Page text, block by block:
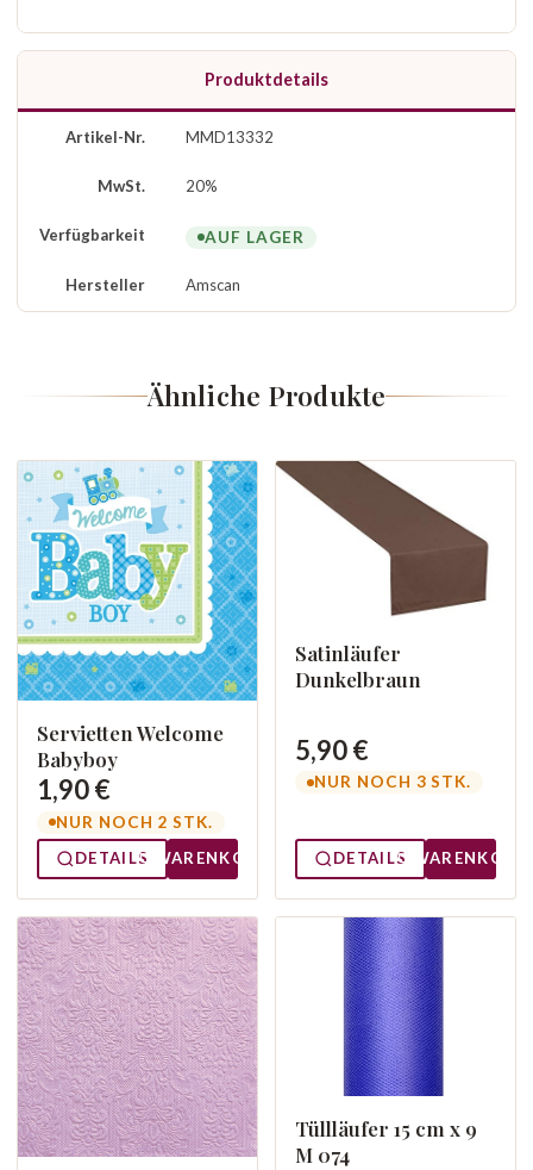
Produktdetails
Artikel-Nr. MMD13332
MwSt. 20%
Verfügbarkeit AUF LAGER
Hersteller Amscan
Ähnliche Produkte
Servietten Welcome
Babyboy
1,90 €
NUR NOCH 2 STK.
DETAILS
WARENKORB
Satinläufer
Dunkelbraun
5,90 €
NUR NOCH 3 STK.
DETAILS WARENKORB
Tüllläufer 15 cm x 9
M 074